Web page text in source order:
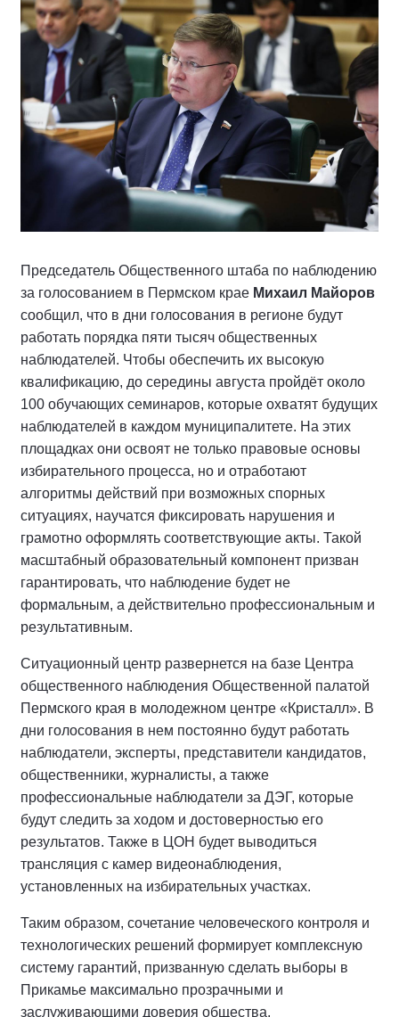
Председатель Общественного штаба по наблюдению
за голосованием в Пермском крае Михаил Майоров
сообщил, что в дни голосования в регионе будут
работать порядка пяти тысяч общественных
наблюдателей. Чтобы обеспечить их высокую
квалификацию, до середины августа пройдёт около
100 обучающих семинаров, которые охватят будущих
наблюдателей в каждом муниципалитете. На этих
площадках они освоят не только правовые основы
избирательного процесса, но и отработают
алгоритмы действий при возможных спорных
ситуациях, научатся фиксировать нарушения и
грамотно оформлять соответствующие акты. Такой
масштабный образовательный компонент призван
гарантировать, что наблюдение будет не
формальным, а действительно профессиональным и
результативным.
Ситуационный центр развернется на базе Центра
общественного наблюдения Общественной палатой
Пермского края в молодежном центре «Кристалл». В
дни голосования в нем постоянно будут работать
наблюдатели, эксперты, представители кандидатов,
общественники, журналисты, а также
профессиональные наблюдатели за ДЭГ, которые
будут следить за ходом и достоверностью его
результатов. Также в ЦОН будет выводиться
трансляция с камер видеонаблюдения,
установленных на избирательных участках.
Таким образом, сочетание человеческого контроля и
технологических решений формирует комплексную
систему гарантий, призванную сделать выборы в
Прикамье максимально прозрачными и
заслуживающими доверия общества.